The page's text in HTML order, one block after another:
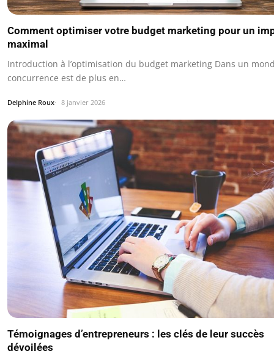
Comment optimiser votre budget marketing pour un
maximal
Introduction à l’optimisation du budget marketing Dans un
concurrence est de plus en…
Delphine Roux 8 janvier 2026
Témoignages d’entrepreneurs : les clés de leur succès
dévoilées